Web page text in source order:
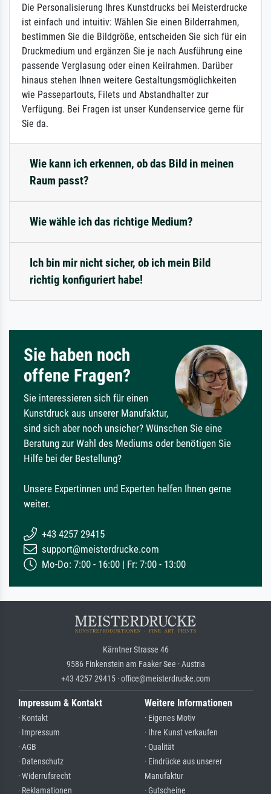
Die Personalisierung Ihres Kunstdrucks bei Meisterdrucke
ist einfach und intuitiv: Wählen Sie einen Bilderrahmen,
bestimmen Sie die Bildgröße, entscheiden Sie sich für ein
Druckmedium und ergänzen Sie je nach Ausführung eine
passende Verglasung oder einen Keilrahmen. Darüber
hinaus stehen Ihnen weitere Gestaltungsmöglichkeiten
wie Passepartouts, Filets und Abstandhalter zur
Verfügung. Bei Fragen ist unser Kundenservice gerne für
Sie da.
Wie kann ich erkennen, ob das Bild in meinen
Raum passt?
Wie wähle ich das richtige Medium?
Ich bin mir nicht sicher, ob ich mein Bild
richtig konfiguriert habe!
Sie haben noch
offene Fragen?
Sie interessieren sich für einen
Kunstdruck aus unserer Manufaktur,
sind sich aber noch unsicher? Wünschen Sie eine
Beratung zur Wahl des Mediums oder benötigen Sie
Hilfe bei der Bestellung?
Unsere Expertinnen und Experten helfen Ihnen gerne
weiter.
+43 4257 29415
support@meisterdrucke.com
Mo-Do: 7:00 - 16:00 | Fr: 7:00 - 13:00
Kärntner Strasse 46
9586 Finkenstein am Faaker See · Austria
+43 4257 29415 · office@meisterdrucke.com
Impressum & Kontakt
· Kontakt
· Impressum
· AGB
· Datenschutz
· Widerrufsrecht
· Reklamationen
Weitere Informationen
· Eigenes Motiv
· Ihre Kunst verkaufen
· Qualität
· Eindrücke aus unserer
Manufaktur
· Gutscheine